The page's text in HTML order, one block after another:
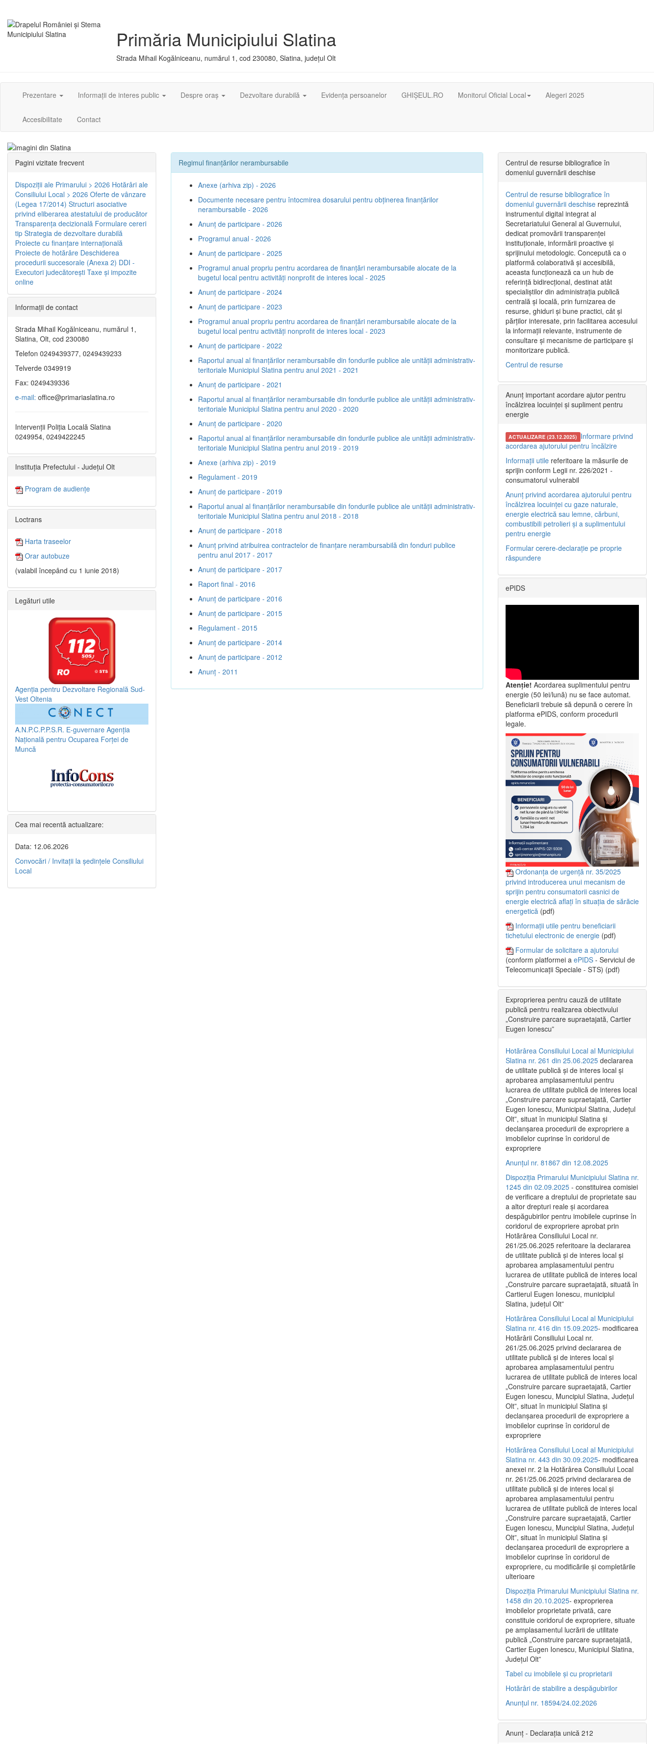
Primăria Municipiului Slatina
Strada Mihail Kogălniceanu, numărul 1, cod 230080, Slatina, județul Olt
Prezentare Informații de interes public Despre oraș Dezvoltare durabilă Evidența persoanelor GHIȘEUL.RO Monitorul Oficial Local Alegeri 2025
Accesibilitate Contact
Regimul finanțărilor nerambursabile
Anexe (arhiva zip) - 2026
Documente necesare pentru întocmirea dosarului pentru obținerea finanțărilor
nerambursabile - 2026
Anunț de participare - 2026
Programul anual - 2026
Anunț de participare - 2025
Programul anual propriu pentru acordarea de finanţări nerambursabile alocate de la
bugetul local pentru activităţi nonprofit de interes local - 2025
Anunț de participare - 2024
Anunț de participare - 2023
Programul anual propriu pentru acordarea de finanţări nerambursabile alocate de la
bugetul local pentru activităţi nonprofit de interes local - 2023
Anunț de participare - 2022
Raportul anual al finanțărilor nerambursabile din fondurile publice ale unității administrativ-
teritoriale Municipiul Slatina pentru anul 2021 - 2021
Anunț de participare - 2021
Raportul anual al finanțărilor nerambursabile din fondurile publice ale unității administrativ-
teritoriale Municipiul Slatina pentru anul 2020 - 2020
Anunț de participare - 2020
Raportul anual al finanțărilor nerambursabile din fondurile publice ale unității administrativ-
teritoriale Municipiul Slatina pentru anul 2019 - 2019
Anexe (arhiva zip) - 2019
Regulament - 2019
Anunț de participare - 2019
Raportul anual al finanțărilor nerambursabile din fondurile publice ale unității administrativ-
teritoriale Municipiul Slatina pentru anul 2018 - 2018
Anunț de participare - 2018
Anunț privind atribuirea contractelor de finanţare nerambursabilă din fonduri publice
pentru anul 2017 - 2017
Anunț de participare - 2017
Raport final - 2016
Anunț de participare - 2016
Anunț de participare - 2015
Regulament - 2015
Anunț de participare - 2014
Anunț de participare - 2012
Anunț - 2011
Pagini vizitate frecvent
Dispoziţii ale Primarului > 2026 Hotărâri ale
Consiliului Local > 2026 Oferte de vânzare
(Legea 17/2014) Structuri asociative
privind eliberarea atestatului de producător
Transparenţa decizională Formulare cereri
tip Strategia de dezvoltare durabilă
Proiecte cu finanţare internaţională
Proiecte de hotărâre Deschiderea
procedurii succesorale (Anexa 2) DDI -
Executori judecătorești Taxe şi impozite
online
Informaţii de contact
Strada Mihail Kogălniceanu, numărul 1,
Slatina, Olt, cod 230080
Telefon 0249439377, 0249439233
Telverde 0349919
Fax: 0249439336
e-mail: office@primariaslatina.ro
Intervenții Poliția Locală Slatina
0249954, 0249422245
Instituția Prefectului - Județul Olt
Program de audiențe
Loctrans
Harta traseelor
Orar autobuze
(valabil începând cu 1 iunie 2018)
Legături utile
Agenția pentru Dezvoltare Regională Sud-
Vest Oltenia
A.N.P.C.P.P.S.R. E-guvernare Agenția
Națională pentru Ocuparea Forței de
Muncă
Cea mai recentă actualizare:
Data: 12.06.2026
Convocări / Invitaţii la şedinţele Consiliului
Local
Centrul de resurse bibliografice în
domeniul guvernării deschise
Centrul de resurse bibliografice în
domeniul guvernării deschise reprezintă
instrumentul digital integrat al
Secretariatului General al Guvernului,
dedicat promovării transparenței
instituționale, informării proactive și
sprijinului metodologic. Concepută ca o
platformă colaborativă și accesibilă,
aceasta funcționează ca un hub de
referință bidirecțional, destinat atât
specialiștilor din administrația publică
centrală și locală, prin furnizarea de
resurse, ghiduri și bune practici, cât și
părților interesate, prin facilitarea accesului
la informații relevante, instrumente de
consultare și mecanisme de participare și
monitorizare publică.
Centrul de resurse
Anunț important acordare ajutor pentru
încălzirea locuinței și supliment pentru
energie
ACTUALIZARE (23.12.2025) Informare privind
acordarea ajutorului pentru încălzire
Informații utile referitoare la măsurile de
sprijin conform Legii nr. 226/2021 -
consumatorul vulnerabil
Anunț privind acordarea ajutorului pentru
încălzirea locuinței cu gaze naturale,
energie electrică sau lemne, cărbuni,
combustibili petrolieri și a suplimentului
pentru energie
Formular cerere-declarație pe proprie
răspundere
ePIDS
Atenție! Acordarea suplimentului pentru
energie (50 lei/lună) nu se face automat.
Beneficiarii trebuie să depună o cerere în
platforma ePIDS, conform procedurii
legale.
Ordonanța de urgență nr. 35/2025
privind introducerea unui mecanism de
sprijin pentru consumatorii casnici de
energie electrică aflați în situația de sărăcie
energetică (pdf)
Informații utile pentru beneficiarii
tichetului electronic de energie (pdf)
Formular de solicitare a ajutorului
(conform platformei a ePIDS - Serviciul de
Telecomunicații Speciale - STS) (pdf)
Exproprierea pentru cauză de utilitate
publică pentru realizarea obiectivului
„Construire parcare supraetajată, Cartier
Eugen Ionescu”
Hotărârea Consiliului Local al Municipiului
Slatina nr. 261 din 25.06.2025 declararea
de utilitate publică și de interes local și
aprobarea amplasamentului pentru
lucrarea de utilitate publică de interes local
„Construire parcare supraetajată, Cartier
Eugen Ionescu, Municipiul Slatina, Județul
Olt”, situat în municipiul Slatina și
declanșarea procedurii de expropriere a
imobilelor cuprinse în coridorul de
expropriere
Anunțul nr. 81867 din 12.08.2025
Dispoziția Primarului Municipiului Slatina nr.
1245 din 02.09.2025 - constituirea comisiei
de verificare a dreptului de proprietate sau
a altor drepturi reale și acordarea
despăgubirilor pentru imobilele cuprinse în
coridorul de expropriere aprobat prin
Hotărârea Consiliului Local nr.
261/25.06.2025 referitoare la declararea
de utilitate publică și de interes local și
aprobarea amplasamentului pentru
lucrarea de utilitate publică de interes local
„Construire parcare supraetajată, situată în
Cartierul Eugen Ionescu, municipiul
Slatina, județul Olt”
Hotărârea Consiliului Local al Municipiului
Slatina nr. 416 din 15.09.2025- modificarea
Hotărârii Consiliului Local nr.
261/25.06.2025 privind declararea de
utilitate publică și de interes local și
aprobarea amplasamentului pentru
lucrarea de utilitate publică de interes local
„Construire parcare supraetajată, Cartier
Eugen Ionescu, Muncipiul Slatina, Județul
Olt”, situat în municipiul Slatina și
declanșarea procedurii de expropriere a
imobilelor cuprinse în coridorul de
expropriere
Hotărârea Consiliului Local al Municipiului
Slatina nr. 443 din 30.09.2025- modificarea
anexei nr. 2 la Hotărârea Consiliului Local
nr. 261/25.06.2025 privind declararea de
utilitate publică şi de interes local şi
aprobarea amplasamentului pentru
lucrarea de utilitate publică de interes local
„Construire parcare supraetajată, Cartier
Eugen Ionescu, Muncipiul Slatina, Judeţul
Olt”, situat în municipiul Slatina şi
declanşarea procedurii de expropriere a
imobilelor cuprinse în coridorul de
expropriere, cu modificările şi completările
ulterioare
Dispoziția Primarului Municipiului Slatina nr.
1458 din 20.10.2025- exproprierea
imobilelor proprietate privată, care
constituie coridorul de expropriere, situate
pe amplasamentul lucrării de utilitate
publică „Construire parcare supraetajată,
Cartier Eugen Ionescu, Municipiul Slatina,
Județul Olt”
Tabel cu imobilele și cu proprietarii
Hotărâri de stabilire a despăgubirilor
Anunțul nr. 18594/24.02.2026
Anunț - Declarația unică 212